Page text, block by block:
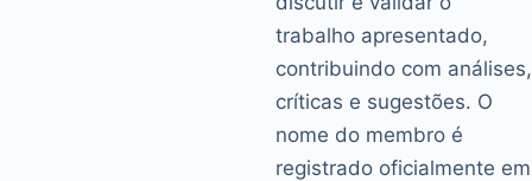
trabalho apresentado,
contribuindo com análises,
críticas e sugestões. O
nome do membro é
registrado oficialmente em